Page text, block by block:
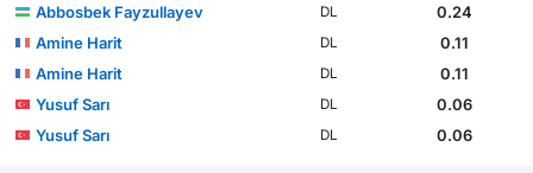
Abbosbek Fayzullayev
DL
0.24
Amine Harit
DL
0.11
Amine Harit
DL
0.11
Yusuf Sarı
DL
0.06
Yusuf Sarı
DL 0.06